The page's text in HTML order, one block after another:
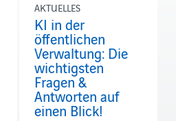
AKTUELLES
KI in der
öffentlichen
Verwaltung: Die
wichtigsten
Fragen &
Antworten auf
einen Blick!